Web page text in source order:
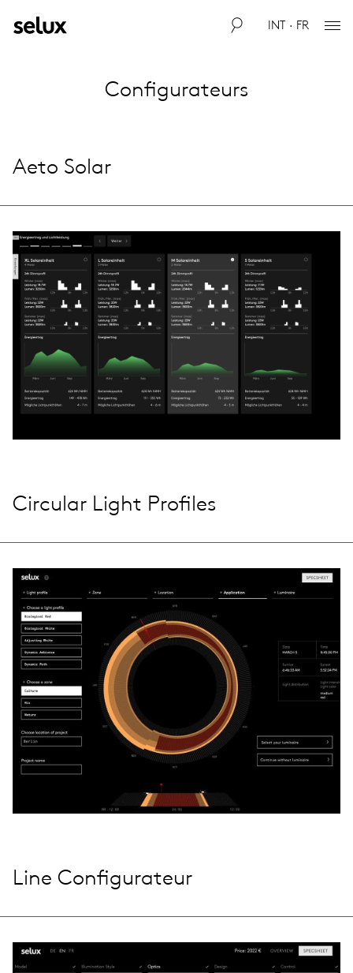
INT · FR
Configurateurs
Aeto Solar
Circular Light Profiles
Line Configurateur